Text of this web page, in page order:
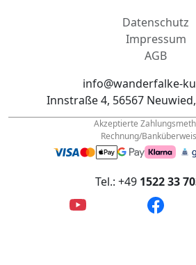
Wanderfalke Kurier ©
Datenschutz
AGB
info@wanderfalke-
Innstraße 4, 56567
Akzeptierte
1522 33